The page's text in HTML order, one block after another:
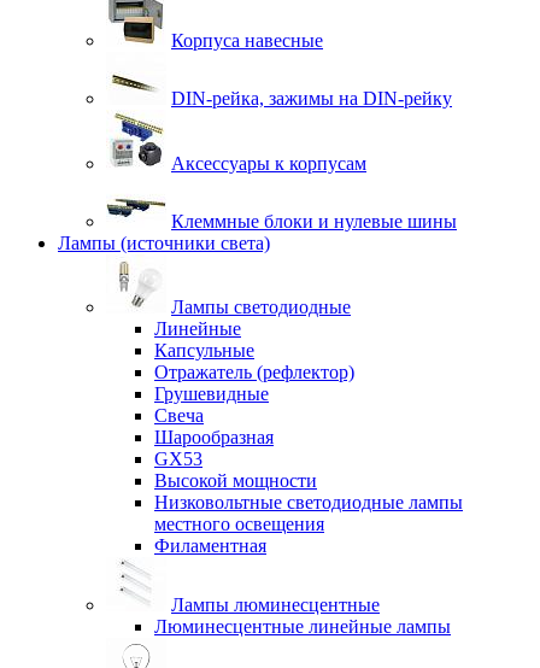
Корпуса навесные
DIN-рейка, зажимы на DIN-рейку
Аксессуары к корпусам
Клеммные блоки и нулевые шины
Лампы (источники света)
Лампы светодиодные
Линейные
Капсульные
Отражатель (рефлектор)
Грушевидные
Свеча
Шарообразная
GX53
Высокой мощности
Низковольтные светодиодные лампы
местного освещения
Филаментная
Лампы люминесцентные
Люминесцентные линейные лампы